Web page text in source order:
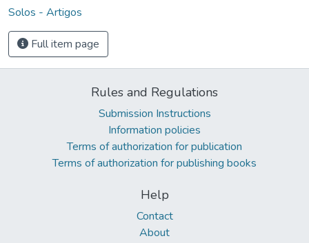
Solos - Artigos
Full item page
Rules and Regulations
Submission Instructions
Information policies
Terms of authorization for publication
Terms of authorization for publishing books
Help
Contact
About